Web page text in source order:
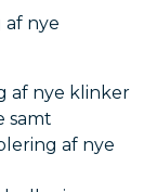
nye
af nye klinker
samt
af nye